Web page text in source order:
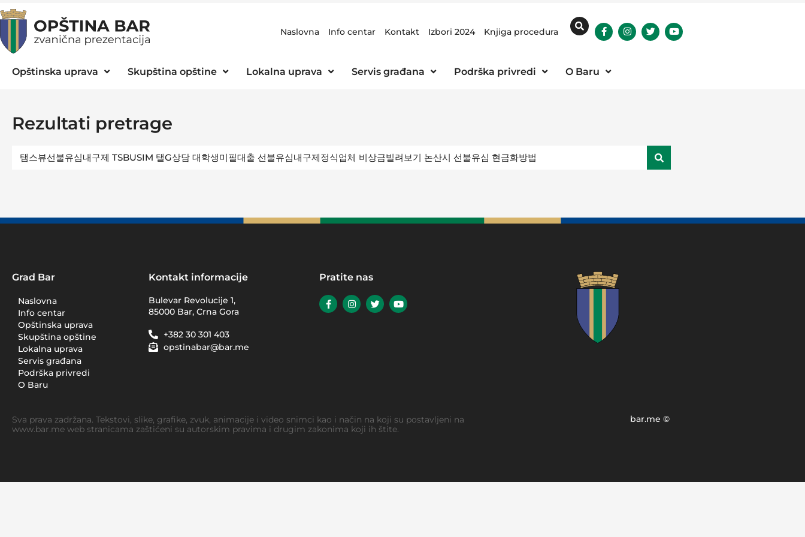
Naslovna Info centar Kontakt Izbori 2024 Knjiga procedura
Opštinska uprava Skupština opštine Lokalna uprava Servis građana Podrška privredi O Baru
Rezultati pretrage
Grad Bar
Naslovna
Info centar
Opštinska uprava
Skupština opštine
Lokalna uprava
Servis građana
Podrška privredi
O Baru
Kontakt informacije
Bulevar Revolucije 1,
85000 Bar, Crna Gora
+382 30 301 403
opstinabar@bar.me
Pratite nas
Sva prava zadržana. Tekstovi, slike, grafike, zvuk, animacije i video snimci kao i način na koji su postavljeni na
www.bar.me web stranicama zaštićeni su autorskim pravima i drugim zakonima koji ih štite.
bar.me ©